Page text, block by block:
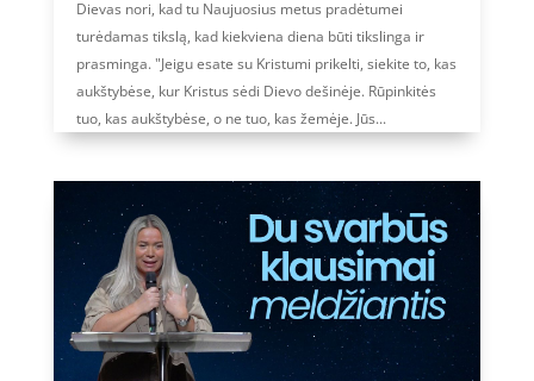
Dievas nori, kad tu Naujuosius metus pradėtumei
turėdamas tikslą, kad kiekviena diena būti tikslinga ir
prasminga. "Jeigu esate su Kristumi prikelti, siekite to, kas
aukštybėse, kur Kristus sėdi Dievo dešinėje. Rūpinkitės
tuo, kas aukštybėse, o ne tuo, kas žemėje. Jūs...